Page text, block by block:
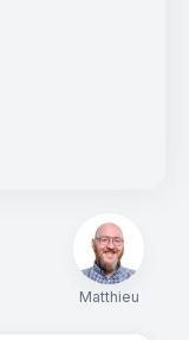
Matthieu